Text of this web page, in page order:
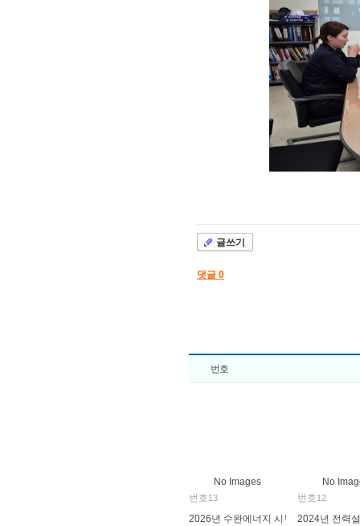
글쓰기
댓글 0
번호
No Images
번호13
2026년 수완에너지 시무식
No
번호12
2024년 전력